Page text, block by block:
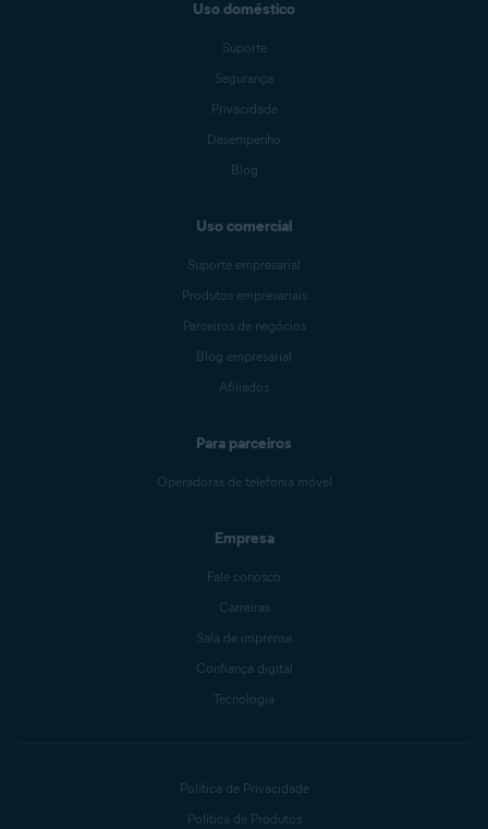
Uso doméstico
Suporte
Segurança
Privacidade
Desempenho
Blog
Uso comercial
Suporte empresarial
Produtos empresariais
Parceiros de negócios
Blog empresarial
Afiliados
Para parceiros
Operadoras de telefonia móvel
Empresa
Fale conosco
Carreiras
Sala de imprensa
Confiança digital
Tecnologia
Política de Privacidade
Política de Produtos